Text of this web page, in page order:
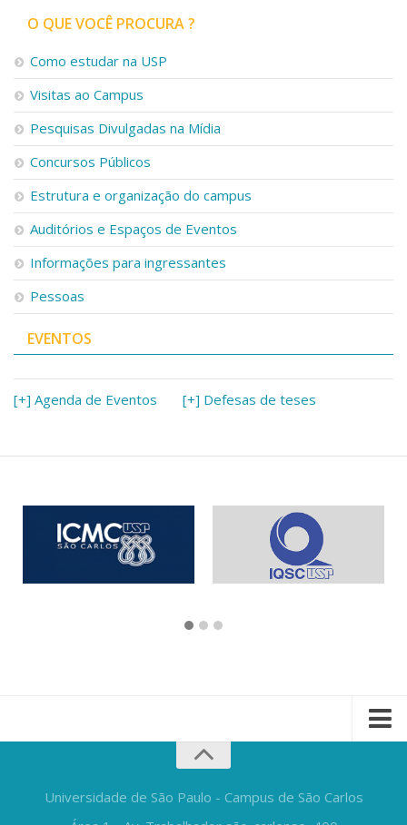
O QUE VOCÊ PROCURA ?
Como estudar na USP
Visitas ao Campus
Pesquisas Divulgadas na Mídia
Concursos Públicos
Estrutura e organização do campus
Auditórios e Espaços de Eventos
Informações para ingressantes
Pessoas
EVENTOS
[+] Agenda de Eventos [+] Defesas de teses
Universidade de São Paulo - Campus de São Carlos